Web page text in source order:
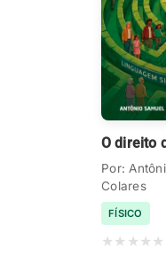
O direito
Por:
Colares
FÍSICO
★ ★ ★ ★ ★